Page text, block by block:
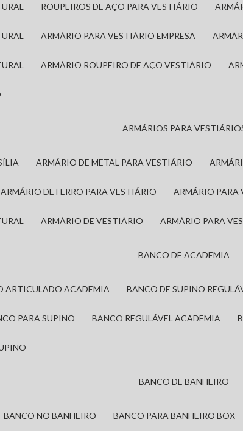
ROUPEIROS DE AÇO PARA VESTIÁRIO
ARMÁRIO PARA VESTIÁRIO EMPRESA
ARMÁRIO ROUPEIRO DE AÇO VESTIÁRIO
ARMÁRIOS PARA
ARMÁRIO DE METAL PARA VESTIÁRIO
ARMÁRIO DE FERRO PARA VESTIÁRIO ARMÁRIO
ARMÁRIO DE VESTIÁRIO ARMÁRIO PARA
BANCO DE ACADEMIA
ARTICULADO ACADEMIA BANCO DE SUPINO
PARA SUPINO BANCO REGULÁVEL ACADEMIA
BANCO DE BANHEIRO
BANCO NO BANHEIRO BANCO PARA BANHEIRO BOX